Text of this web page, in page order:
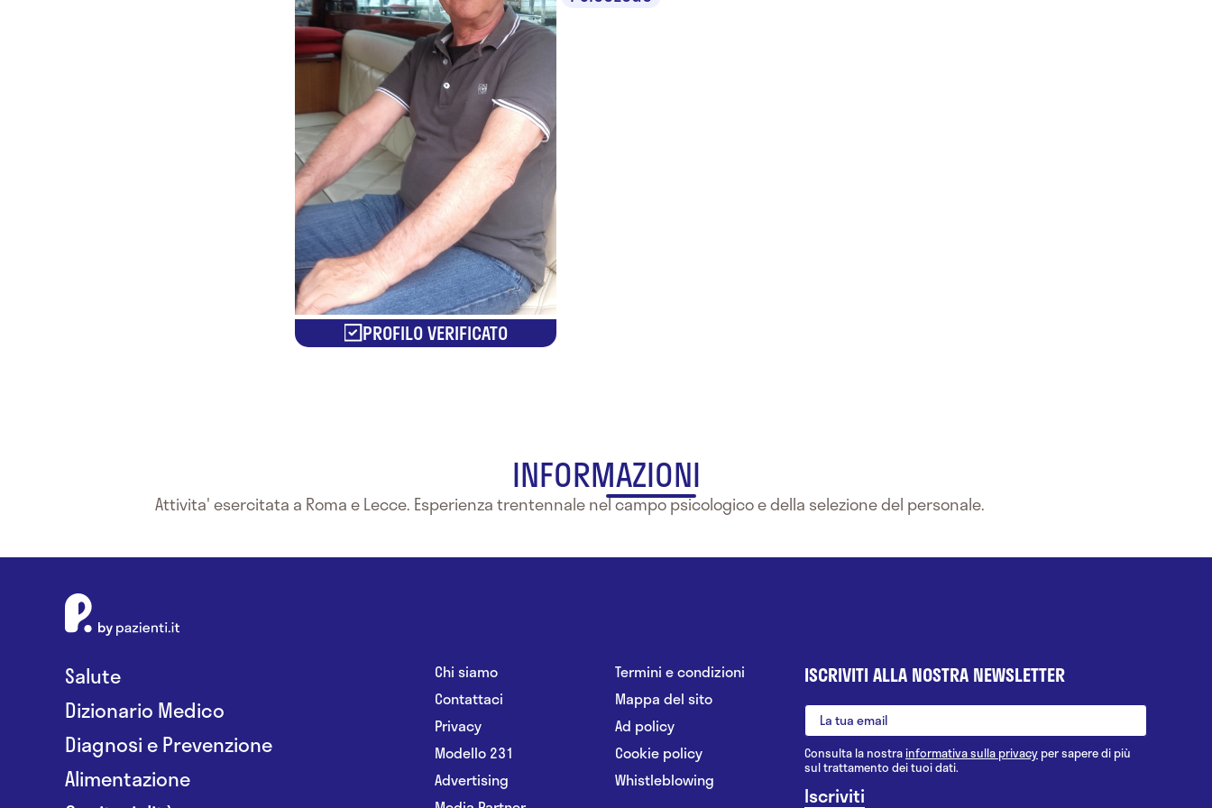
PROFILO VERIFICATO
INFORMAZIONI
Attivita' esercitata a Roma e Lecce. Esperienza trentennale nel campo psicologico e della selezione del personale.
Salute
Dizionario Medico
Diagnosi e Prevenzione
Alimentazione
Chi siamo
Contattaci
Privacy
Modello 231
Advertising
Termini e condizioni
Mappa del sito
Ad policy
Cookie policy
Whistleblowing
ISCRIVITI ALLA NOSTRA NEWSLETTER
Consulta la nostrainformativa sulla privacy per sapere di più
sul trattamento dei tuoi dati.